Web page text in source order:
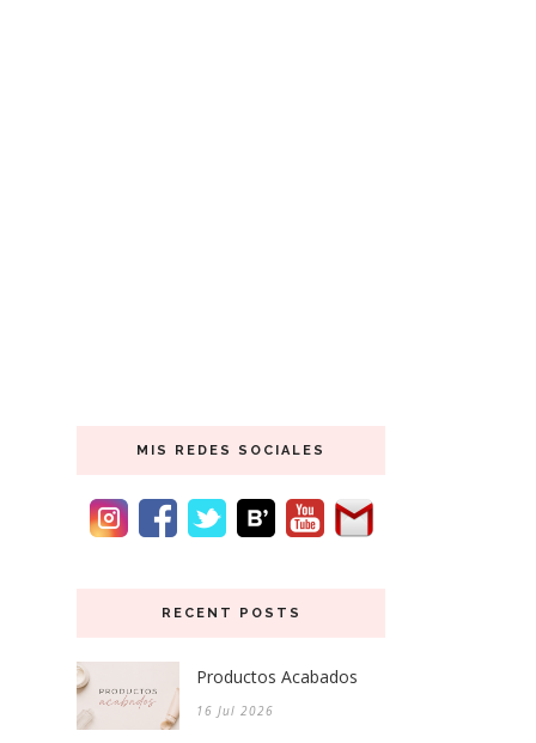
MIS REDES SOCIALES
RECENT POSTS
Productos Acabados
16 Jul 2026